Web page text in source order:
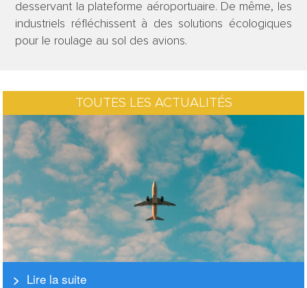
desservant la plateforme aéroportuaire. De même, les
industriels réfléchissent à des solutions écologiques
pour le roulage au sol des avions.
TOUTES LES ACTUALITÉS
Lire la suite